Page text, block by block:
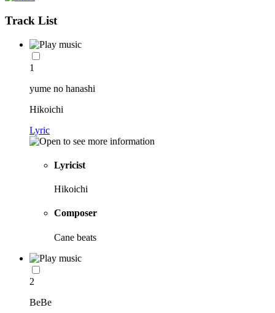
Track List
1
yume no hanashi
Hikoichi
Lyric
Lyricist
Hikoichi
Composer
Cane beats
2
BeBe